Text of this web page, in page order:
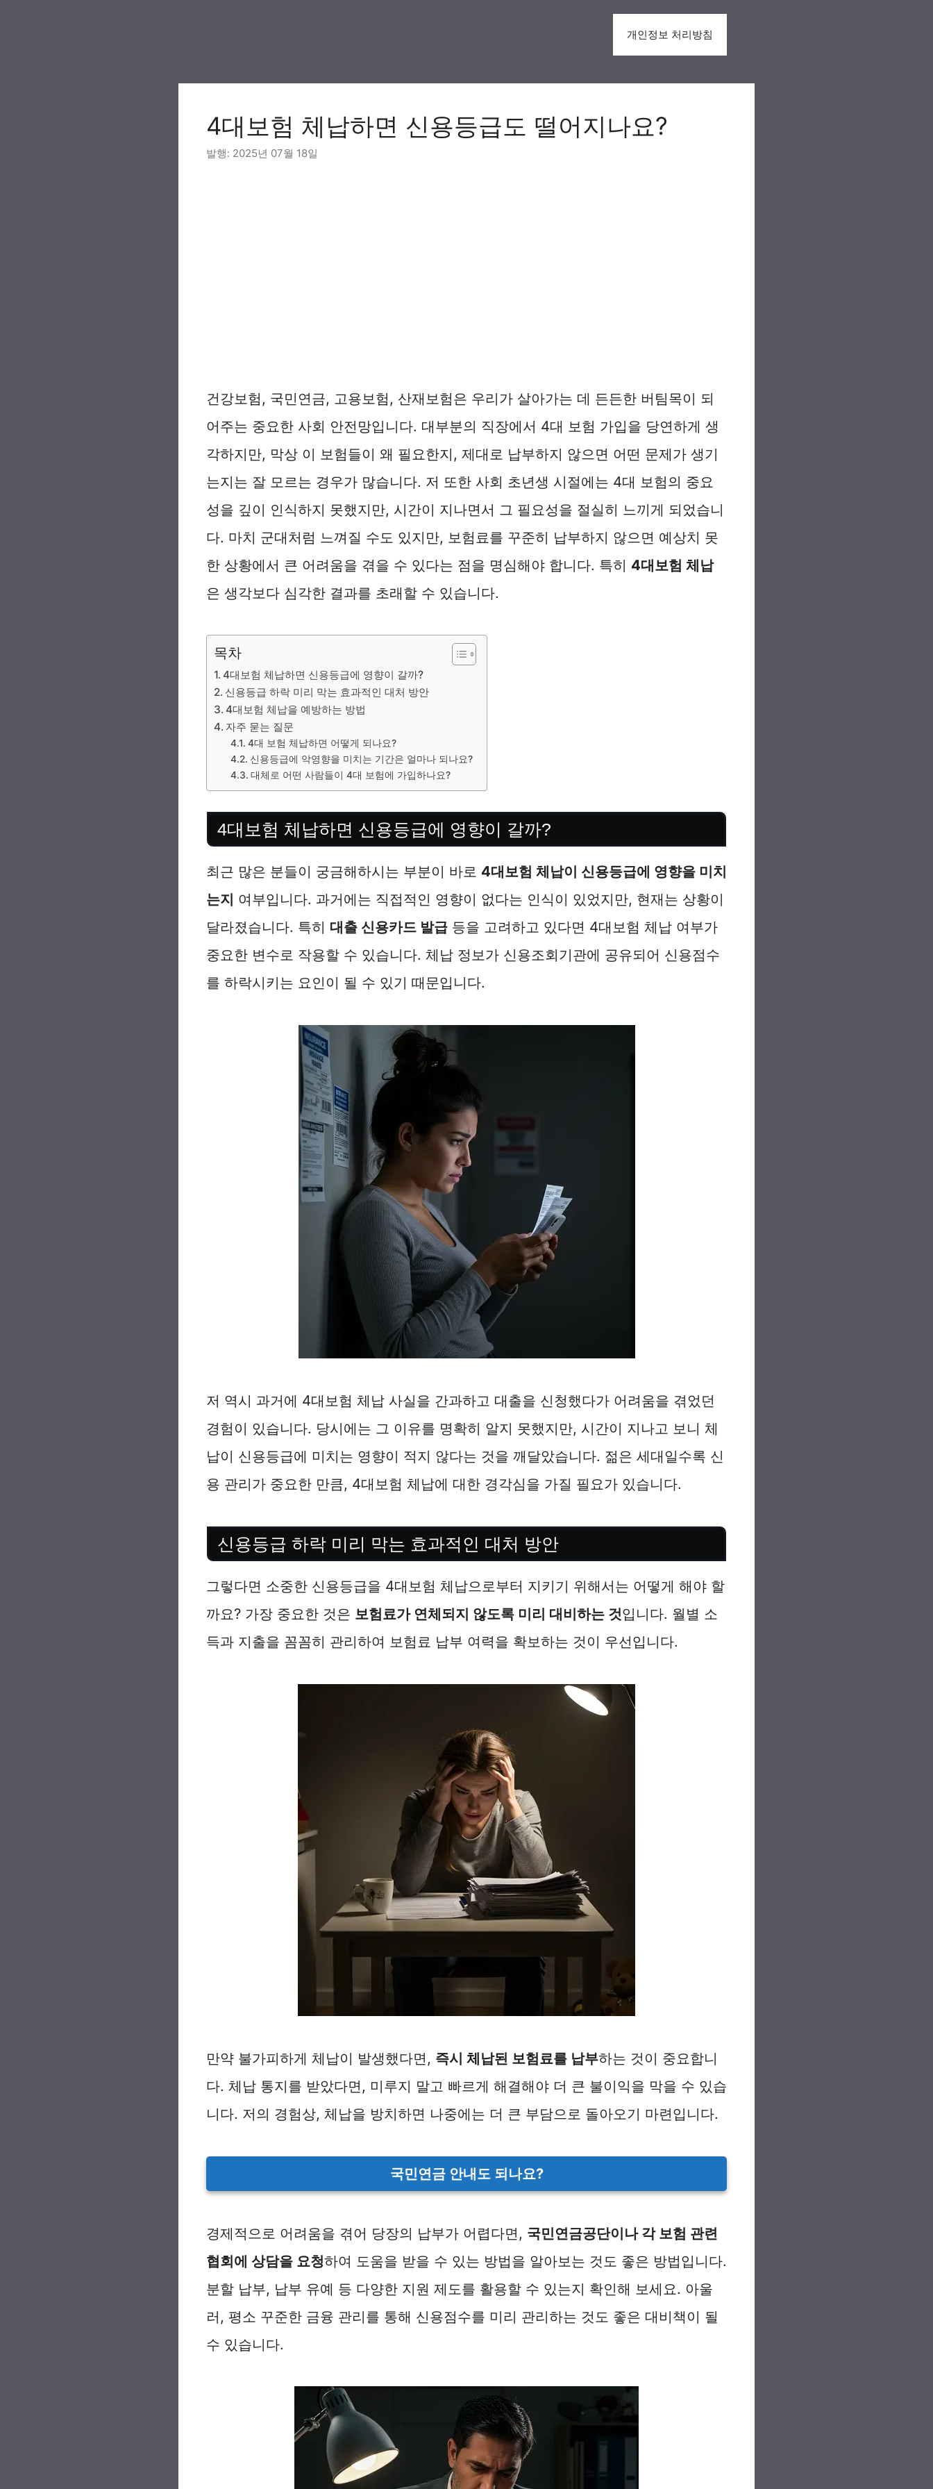
개인정보 처리방침
4대보험 체납하면 신용등급도 떨어지나요?
2025년 07월 18일
건강보험, 국민연금, 고용보험, 산재보험은 우리가 살아가는 데 든든한 버팀목이 되
어주는 중요한 사회 안전망입니다. 대부분의 직장에서 4대 보험 가입을 당연하게 생
각하지만, 막상 이 보험들이 왜 필요한지, 제대로 납부하지 않으면 어떤 문제가 생기
는지는 잘 모르는 경우가 많습니다. 저 또한 사회 초년생 시절에는 4대 보험의 중요
성을 깊이 인식하지 못했지만, 시간이 지나면서 그 필요성을 절실히 느끼게 되었습니
다. 마치 군대처럼 느껴질 수도 있지만, 보험료를 꾸준히 납부하지 않으면 예상치 못
한 상황에서 큰 어려움을 겪을 수 있다는 점을 명심해야 합니다. 특히 4대보험 체납
은 생각보다 심각한 결과를 초래할 수 있습니다.
목차
4대보험 체납하면 신용등급에 영향이 갈까?
신용등급 하락 미리 막는 효과적인 대처 방안
4대보험 체납을 예방하는 방법
자주 묻는 질문
4대 보험 체납하면 어떻게 되나요?
신용등급에 악영향을 미치는 기간은 얼마나 되나요?
대체로 어떤 사람들이 4대 보험에 가입하나요?
4대보험 체납하면 신용등급에 영향이 갈까?
최근 많은 분들이 궁금해하시는 부분이 바로 4대보험 체납이 신용등급에 영향을 미치
는지 여부입니다. 과거에는 직접적인 영향이 없다는 인식이 있었지만, 현재는 상황이
달라졌습니다. 특히 대출 신용카드 발급 등을 고려하고 있다면 4대보험 체납 여부가
중요한 변수로 작용할 수 있습니다. 체납 정보가 신용조회기관에 공유되어 신용점수
를 하락시키는 요인이 될 수 있기 때문입니다.
저 역시 과거에 4대보험 체납 사실을 간과하고 대출을 신청했다가 어려움을 겪었던
경험이 있습니다. 당시에는 그 이유를 명확히 알지 못했지만, 시간이 지나고 보니 체
납이 신용등급에 미치는 영향이 적지 않다는 것을 깨달았습니다. 젊은 세대일수록 신
용 관리가 중요한 만큼, 4대보험 체납에 대한 경각심을 가질 필요가 있습니다.
신용등급 하락 미리 막는 효과적인 대처 방안
그렇다면 소중한 신용등급을 4대보험 체납으로부터 지키기 위해서는 어떻게 해야 할
까요? 가장 중요한 것은 보험료가 연체되지 않도록 미리 대비하는 것입니다. 월별 소
득과 지출을 꼼꼼히 관리하여 보험료 납부 여력을 확보하는 것이 우선입니다.
만약 불가피하게 체납이 발생했다면, 즉시 체납된 보험료를 납부하는 것이 중요합니
다. 체납 통지를 받았다면, 미루지 말고 빠르게 해결해야 더 큰 불이익을 막을 수 있습
니다. 저의 경험상, 체납을 방치하면 나중에는 더 큰 부담으로 돌아오기 마련입니다.
국민연금 안내도 되나요?
경제적으로 어려움을 겪어 당장의 납부가 어렵다면, 국민연금공단이나 각 보험 관련
협회에 상담을 요청하여 도움을 받을 수 있는 방법을 알아보는 것도 좋은 방법입니다.
분할 납부, 납부 유예 등 다양한 지원 제도를 활용할 수 있는지 확인해 보세요. 아울
러, 평소 꾸준한 금융 관리를 통해 신용점수를 미리 관리하는 것도 좋은 대비책이 될
수 있습니다.